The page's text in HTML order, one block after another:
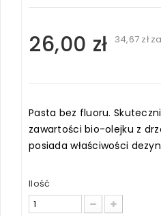
26,00 zł 34,67 zł
Pasta bez fluoru.
zawartości bio-olejku z
posiada właściwości
Ilość